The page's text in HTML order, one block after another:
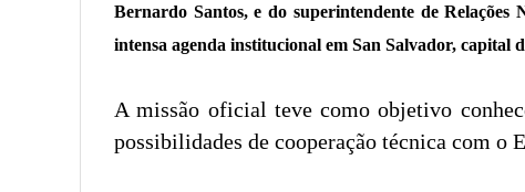
Bernardo Santos, e do superintendente de
intensa agenda institucional em San Salvador, capital
A missão oficial teve como objetivo
possibilidades de cooperação técnica com o